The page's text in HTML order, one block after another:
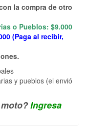
la compra de otro
o Pueblos: $9.000
(Paga al recibir,
y pueblos (el envió
Ingresa